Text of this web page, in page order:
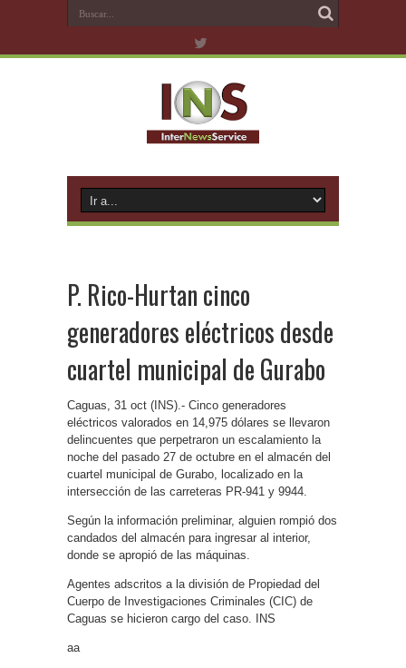
P. Rico-Hurtan cinco
generadores eléctricos desde
cuartel municipal de Gurabo
Caguas, 31 oct (INS).- Cinco generadores
eléctricos valorados en 14,975 dólares se llevaron
delincuentes que perpetraron un escalamiento la
noche del pasado 27 de octubre en el almacén del
cuartel municipal de Gurabo, localizado en la
intersección de las carreteras PR-941 y 9944.
Según la información preliminar, alguien rompió dos
candados del almacén para ingresar al interior,
donde se apropió de las máquinas.
Agentes adscritos a la división de Propiedad del
Cuerpo de Investigaciones Criminales (CIC) de
Caguas se hicieron cargo del caso. INS
aa